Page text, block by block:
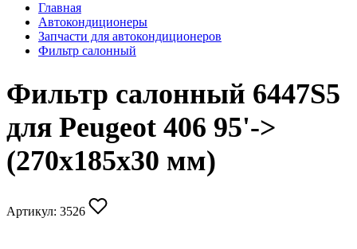
Главная
Автокондиционеры
Запчасти для автокондиционеров
Фильтр салонный
Фильтр салонный 6447S5
для Peugeot 406 95'->
(270х185х30 мм)
Артикул: 3526